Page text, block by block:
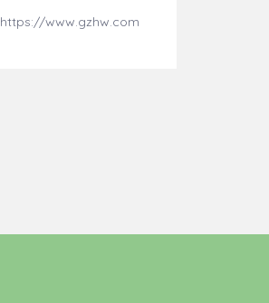
https://www.gzhw.com